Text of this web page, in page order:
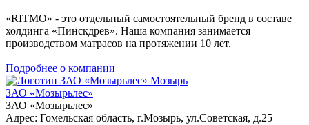
«RITMO» - это отдельный самостоятельный бренд в составе
холдинга «Пинскдрев». Наша компания занимается
производством матрасов на протяжении 10 лет.
Подробнее о компании
Мозырь
ЗАО «Мозырьлес»
ЗАО «Мозырьлес»
Адрес: Гомельская область, г.Мозырь, ул.Советская, д.25